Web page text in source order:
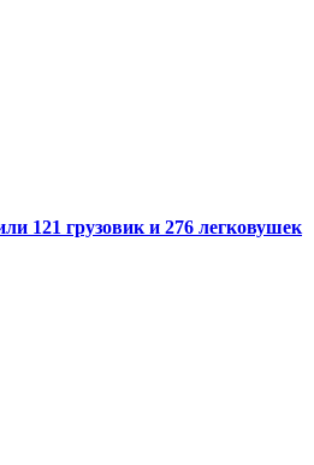
121 грузовик и 276 легковушек